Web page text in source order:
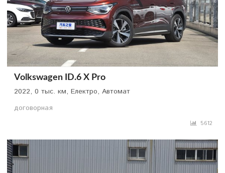
Volkswagen ID.6 X Pro
2022, 0 тыс. км, Електро, Автомат
договорная
5612